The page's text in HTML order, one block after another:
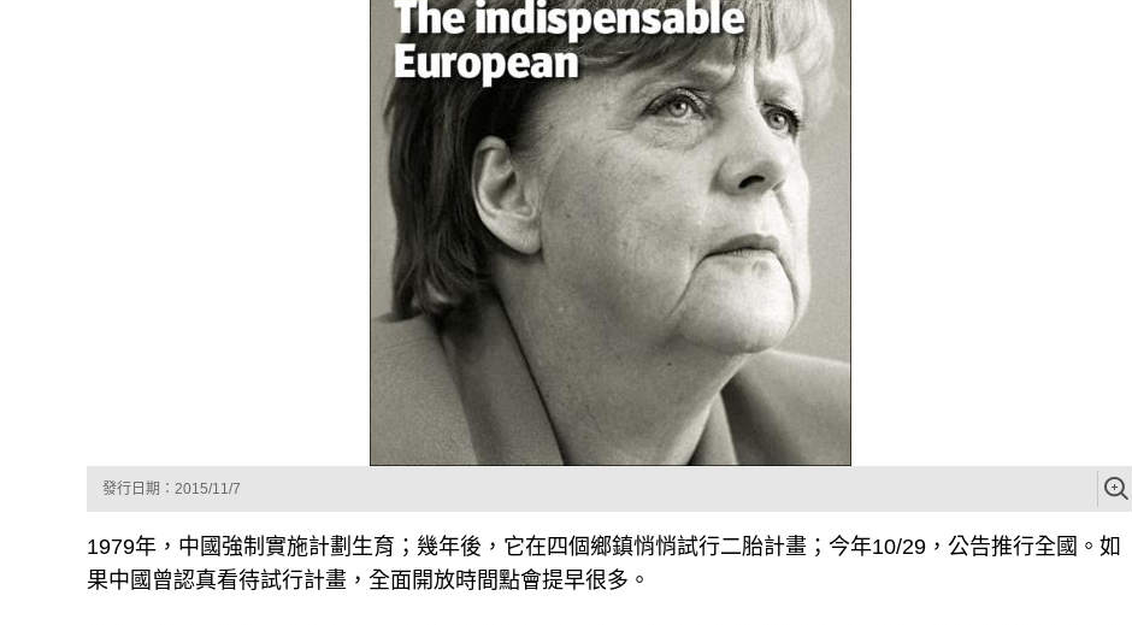
發行日期：2015/11/7
1979年，中國強制實施計劃生育；幾年後，它在四個鄉鎮悄悄試行二胎計畫；今年10/29，公告推行全國。如
果中國曾認真看待試行計畫，全面開放時間點會提早很多。